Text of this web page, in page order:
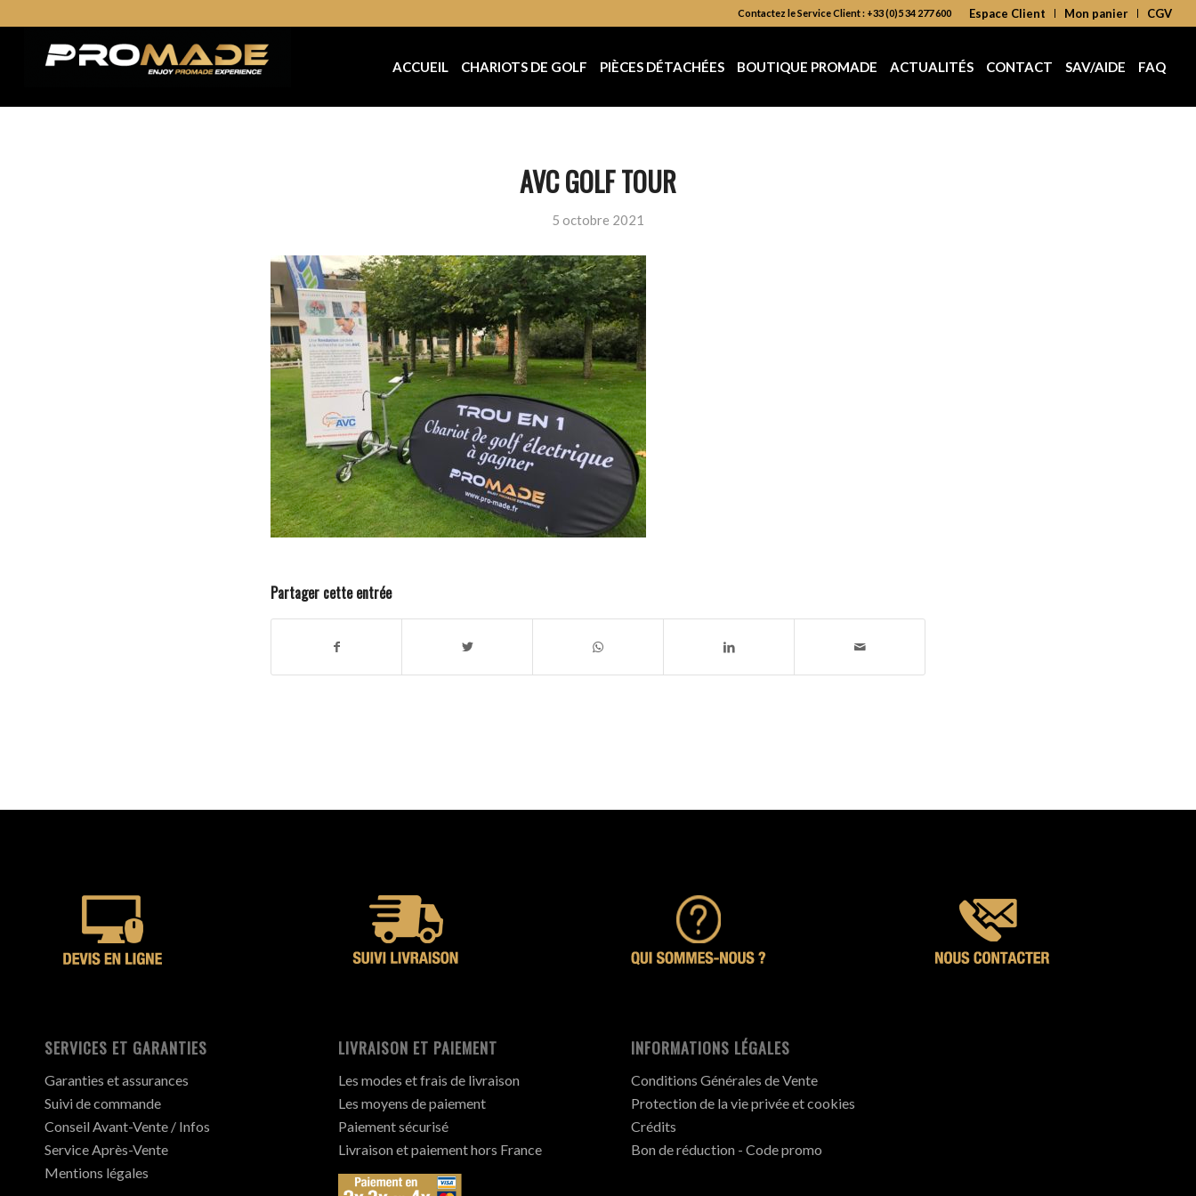
Espace Client Mon panier CGV
Contactez le Service Client : +33 (0)5 34 277 600
ACCUEIL CHARIOTS DE GOLF PIÈCES DÉTACHÉES BOUTIQUE PROMADE ACTUALITÉS CONTACT SAV/AIDE FAQ
AVC GOLF TOUR
5 octobre 2021
Partager cette entrée
SERVICES ET GARANTIES
Garanties et assurances
Suivi de commande
Conseil Avant-Vente / Infos
Service Après-Vente
Mentions légales
LIVRAISON ET PAIEMENT
Les modes et frais de livraison
Les moyens de paiement
Paiement sécurisé
Livraison et paiement hors France
INFORMATIONS LÉGALES
Conditions Générales de Vente
Protection de la vie privée et cookies
Crédits
Bon de réduction - Code promo